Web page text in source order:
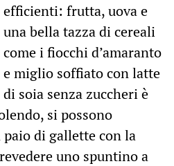
efficienti: frutta, uova e
una bella tazza di cereali
come i fiocchi d’amaranto
e miglio soffiato con latte
di soia senza zuccheri è
si possono
di gallette con la
uno spuntino a